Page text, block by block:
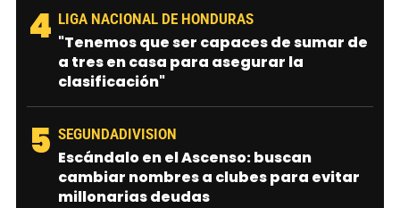
4 LIGA NACIONAL DE HONDURAS
"Tenemos que ser capaces de sumar de
a tres en casa para asegurar la
clasificación"
5 SEGUNDADIVISION
Escándalo en el Ascenso: buscan
cambiar nombres a clubes para evitar
millonarias deudas